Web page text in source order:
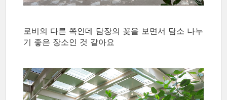
로비의 다른 쪽인데 담장의 꽃을 보면서 담소 나누
기 좋은 장소인 것 같아요